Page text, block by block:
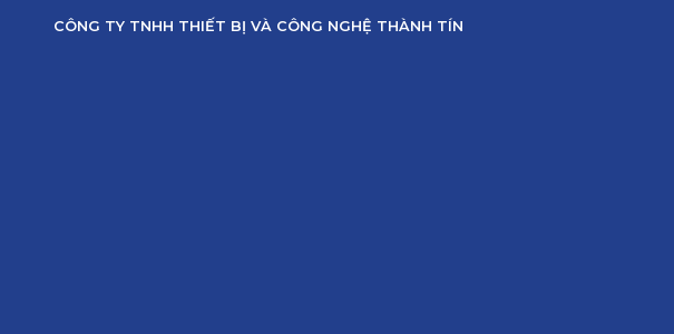
CÔNG TY TNHH THIẾT BỊ VÀ CÔNG NGHỆ THÀNH TÍN